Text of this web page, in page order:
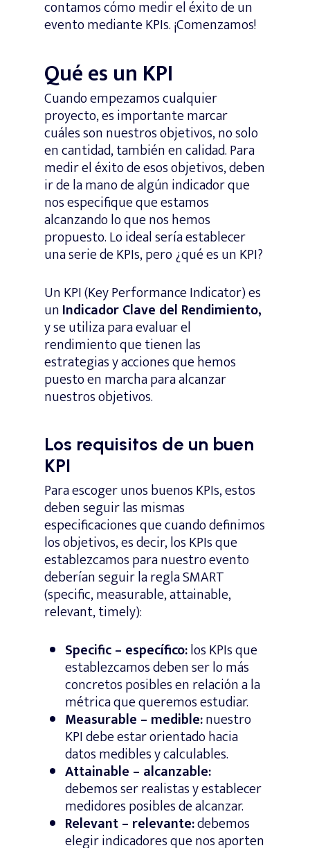
contamos cómo medir el éxito de un
evento mediante KPIs. ¡Comenzamos!
Qué es un KPI
Cuando empezamos cualquier
proyecto, es importante marcar
cuáles son nuestros objetivos, no solo
en cantidad, también en calidad. Para
medir el éxito de esos objetivos, deben
ir de la mano de algún indicador que
nos especifique que estamos
alcanzando lo que nos hemos
propuesto. Lo ideal sería establecer
una serie de KPIs, pero ¿qué es un KPI?
Un KPI (Key Performance Indicator) es
unIndicador Clave del Rendimiento,
y se utiliza para evaluar el
rendimiento que tienen las
estrategias y acciones que hemos
puesto en marcha para alcanzar
nuestros objetivos.
Los requisitos de un buen
KPI
Para escoger unos buenos KPIs, estos
deben seguir las mismas
especificaciones que cuando definimos
los objetivos, es decir, los KPIs que
establezcamos para nuestro evento
deberían seguir la regla SMART
(specific, measurable, attainable,
relevant, timely):
Specific – específico:los KPIs que
establezcamos deben ser lo más
concretos posibles en relación a la
métrica que queremos estudiar.
Measurable – medible:nuestro
KPI debe estar orientado hacia
datos medibles y calculables.
Attainable – alcanzable:
debemos ser realistas y establecer
medidores posibles de alcanzar.
Relevant – relevante:debemos
elegir indicadores que nos aporten